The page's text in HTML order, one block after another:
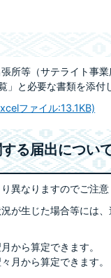
所等（サテライト事業
と必要な書類を添付
ファイル:13.1KB)
る届出につい
異なりますのでご注意
が生じた場合等には
から算定できます。
月から算定できます。